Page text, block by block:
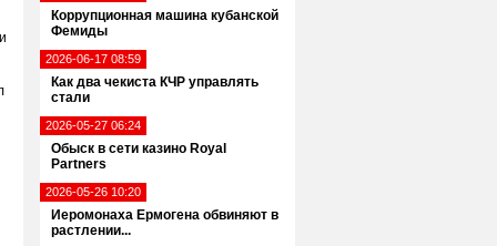
Коррупционная машина кубанской
Фемиды
2026-06-17 08:59
Как два чекиста КЧР управлять
стали
2026-05-27 06:24
Обыск в сети казино Royal
Partners
2026-05-26 10:20
Иеромонаха Ермогена обвиняют в
растлении...